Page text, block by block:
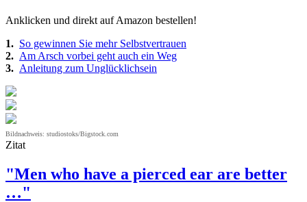
Anklicken und direkt auf Amazon bestellen!
1. So gewinnen Sie mehr Selbstvertrauen
2. Am Arsch vorbei geht auch ein Weg
3. Anleitung zum Unglücklichsein
Bildnachweis: studiostoks/Bigstock.com
Zitat
"Men who have a pierced ear are better
…"